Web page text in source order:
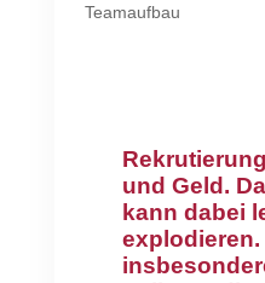
Teamaufbau
und Geld.
kann dabei
explodieren.